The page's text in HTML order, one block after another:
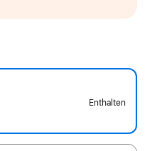
Enthalten